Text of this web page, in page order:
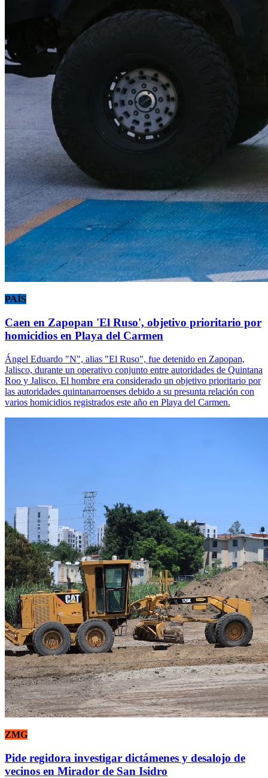
PAÍS
Caen en Zapopan 'El Ruso', objetivo prioritario por
homicidios en Playa del Carmen
Ángel Eduardo "N", alias "El Ruso", fue detenido en Zapopan,
Jalisco, durante un operativo conjunto entre autoridades de Quintana
Roo y Jalisco. El hombre era considerado un objetivo prioritario por
las autoridades quintanarroenses debido a su presunta relación con
varios homicidios registrados este año en Playa del Carmen.
ZMG
Pide regidora investigar dictámenes y desalojo de
vecinos en Mirador de San Isidro